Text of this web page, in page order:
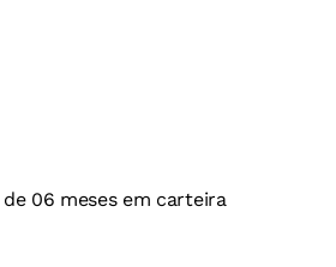
06 meses em carteira